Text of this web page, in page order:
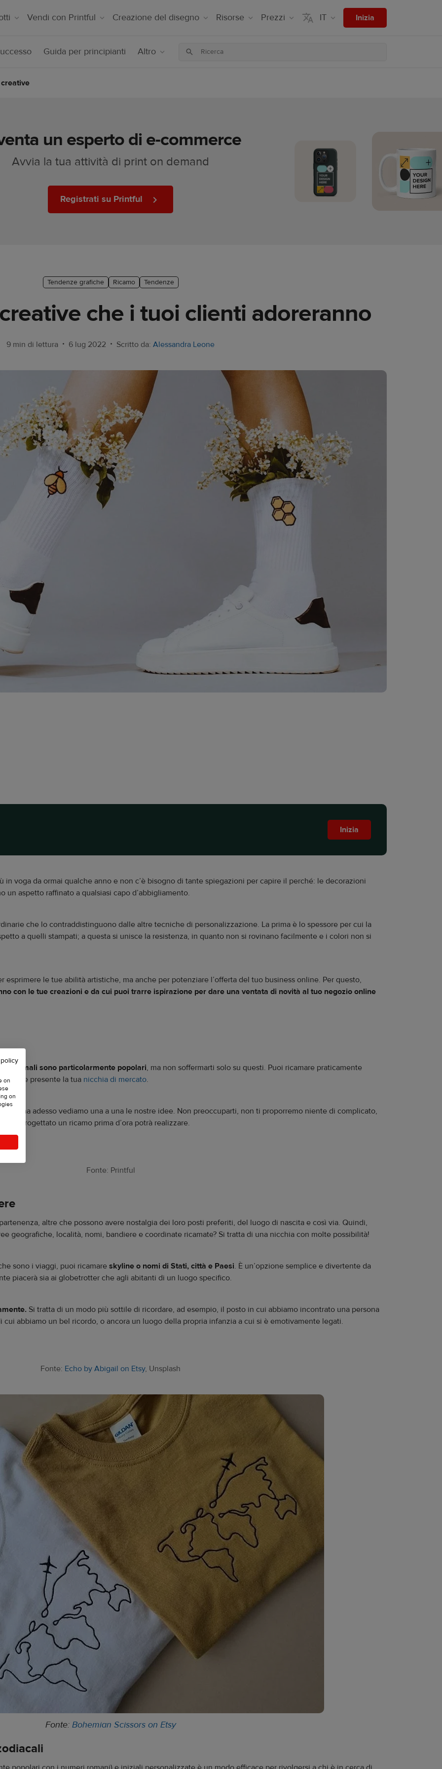
Vendi con Printful Creazione del disegno Risorse Prezzi IT Inizia
Guida per principianti Altro
un esperto di e-commerce
Avvia la tua attività di print on demand
Registrati su Printful
Tendenze grafiche Ricamo Tendenze
che i tuoi clienti adoreranno
9 min di lettura • 6 lug 2022 • Scritto da: Alessandra Leone
Inizia
voga da ormai qualche anno e non c’è bisogno di tante spiegazioni per capire il perché: le decorazioni
aspetto raffinato a qualsiasi capo d’abbigliamento.
che lo contraddistinguono dalle altre tecniche di personalizzazione. La prima è lo spessore per cui la
a quelli stampati; a questa si unisce la resistenza, in quanto non si rovinano facilmente e i colori non si
esprimere le tue abilità artistiche, ma anche per potenziare l’offerta del tuo business online. Per questo,
con le tue creazioni e da cui puoi trarre ispirazione per dare una ventata di novità al tuo negozio online
animali sono particolarmente popolari, ma non soffermarti solo su questi. Puoi ricamare praticamente
presente la tua nicchia di mercato.
ma adesso vediamo una a una le nostre idee. Non preoccuparti, non ti proporremo niente di complicato,
mai progettato un ricamo prima d’ora potrà realizzare.
Fonte: Printful
altre che possono avere nostalgia dei loro posti preferiti, del luogo di nascita e così via. Quindi,
geografiche, località, nomi, bandiere e coordinate ricamate? Si tratta di una nicchia con molte possibilità!
sono i viaggi, puoi ricamare skyline o nomi di Stati, città e Paesi. È un’opzione semplice e divertente da
piacerà sia ai globetrotter che agli abitanti di un luogo specifico.
Si tratta di un modo più sottile di ricordare, ad esempio, il posto in cui abbiamo incontrato una persona
abbiamo un bel ricordo, o ancora un luogo della propria infanzia a cui si è emotivamente legati.
Fonte: Echo by Abigail on Etsy, Unsplash
Fonte: Bohemian Scissors on Etsy
on
on